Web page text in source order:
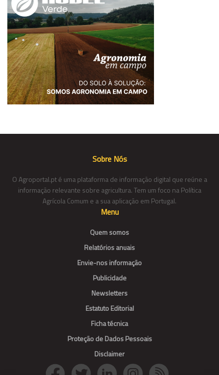
Sobre Nós
O Agroportal.pt é uma plataforma de informação digital que reúne a
informação relevante sobre agricultura. Tem um foco na Política
Agrícola Comum e a sua aplicação em Portugal.
Menu
Quem somos
Relatórios anuais
Envie-nos informação
Publicidade
Newsletters
Estatuto Editorial
Ficha técnica
Proteção de Dados Pessoais
Disclaimer